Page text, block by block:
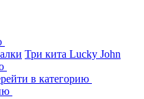
Три кита Lucky John
в категорию